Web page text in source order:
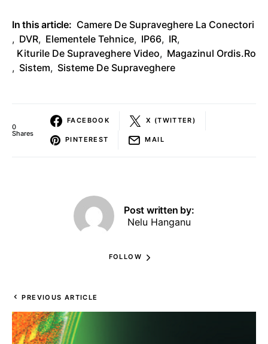
In this article: Camere De Supraveghere La Conectori
, DVR, Elementele Tehnice, IP66, IR,
Kiturile De Supraveghere Video, Magazinul Ordis.ro
, Sistem, Sisteme De Supraveghere
0
Shares
FACEBOOK X (TWITTER)
PINTEREST MAIL
Post written by:
Nelu Hanganu
FOLLOW
PREVIOUS ARTICLE